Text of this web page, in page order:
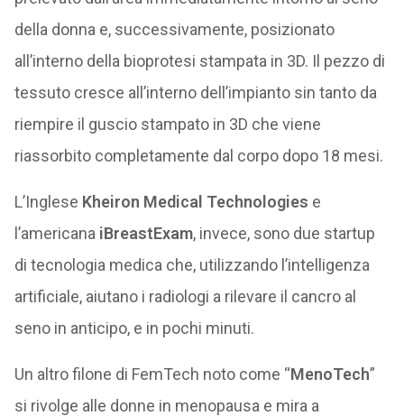
della donna e, successivamente, posizionato
all’interno della bioprotesi stampata in 3D. Il pezzo di
tessuto cresce all’interno dell’impianto sin tanto da
riempire il guscio stampato in 3D che viene
riassorbito completamente dal corpo dopo 18 mesi.
L’Inglese Kheiron Medical Technologies e
l’americana iBreastExam, invece, sono due startup
di tecnologia medica che, utilizzando l’intelligenza
artificiale, aiutano i radiologi a rilevare il cancro al
seno in anticipo, e in pochi minuti.
Un altro filone di FemTech noto come “MenoTech”
si rivolge alle donne in menopausa e mira a